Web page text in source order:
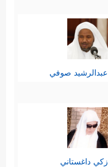
عبدالرشيد صوفي
زكي داغستاني